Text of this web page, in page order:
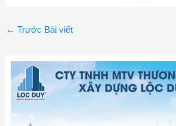
← Trước Bài viết